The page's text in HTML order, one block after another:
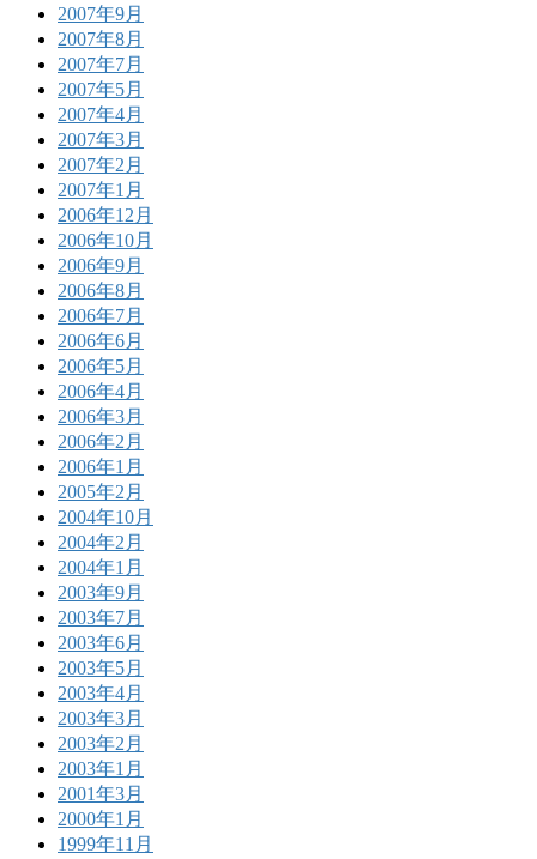
2007年9月
2007年8月
2007年7月
2007年5月
2007年4月
2007年3月
2007年2月
2007年1月
2006年12月
2006年10月
2006年9月
2006年8月
2006年7月
2006年6月
2006年5月
2006年4月
2006年3月
2006年2月
2006年1月
2005年2月
2004年10月
2004年2月
2004年1月
2003年9月
2003年7月
2003年6月
2003年5月
2003年4月
2003年3月
2003年2月
2003年1月
2001年3月
2000年1月
1999年11月